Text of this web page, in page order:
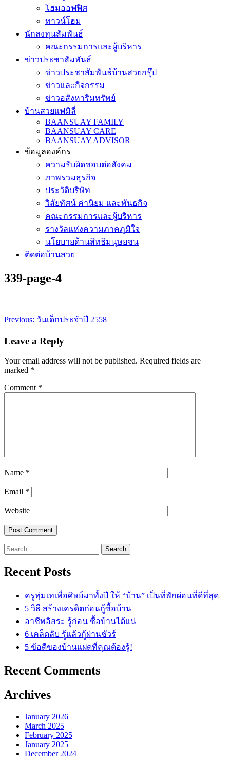
โฮมออฟฟิศ
ทาวน์โฮม
นักลงทุนสัมพันธ์
คณะกรรมการและผู้บริหาร
ข่าวประชาสัมพันธ์
ข่าวประชาสัมพันธ์บ้านสวยกรุ๊ป
ข่าวและกิจกรรม
ข่าวอสังหาริมทรัพย์
บ้านสวยแฟมิลี่
BAANSUAY FAMILY
BAANSUAY CARE
BAANSUAY ADVISOR
ข้อมูลองค์กร
ความรับผิดชอบต่อสังคม
ภาพรวมธุรกิจ
ประวัติบริษัท
วิสัยทัศน์ ค่านิยม และพันธกิจ
คณะกรรมการและผู้บริหาร
รางวัลแห่งความภาคภูมิใจ
นโยบายด้านสิทธิมนุษยชน
ติดต่อบ้านสวย
339-page-4
Post
Previous: วันเด็กประจำปี 2558
Leave a Reply
Your email address will not be published. Required fields are
marked *
Comment *
Name *
Email *
Website
Search
for:
Recent Posts
ครูทุ่มเทเพื่อศิษย์มาทั้งปี ให้ “บ้าน” เป็นที่พักผ่อนที่ดีที่สุด
5 วิธี สร้างเครดิตก่อนกู้ซื้อบ้าน
อาชีพอิสระ รู้ก่อน ซื้อบ้านได้แน่
6 เคล็ดลับ รู้แล้วกู้ผ่านชัวร์
5 ข้อดีของบ้านแฝดที่คุณต้องรู้!
Recent Comments
Archives
January 2026
March 2025
February 2025
January 2025
December 2024